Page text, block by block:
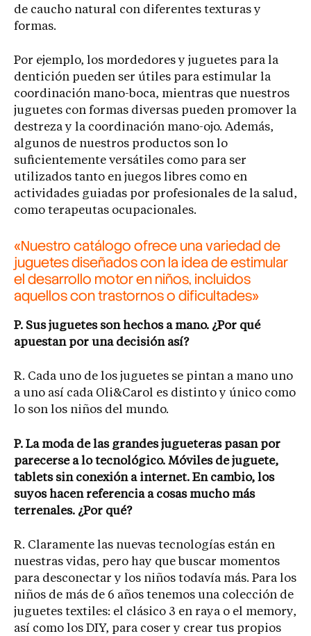
de caucho natural con diferentes texturas y
formas.
Por ejemplo, los mordedores y juguetes para la
dentición pueden ser útiles para estimular la
coordinación mano-boca, mientras que nuestros
juguetes con formas diversas pueden promover la
destreza y la coordinación mano-ojo. Además,
algunos de nuestros productos son lo
suficientemente versátiles como para ser
utilizados tanto en juegos libres como en
actividades guiadas por profesionales de la salud,
como terapeutas ocupacionales.
«Nuestro catálogo ofrece una variedad de
juguetes diseñados con la idea de estimular
el desarrollo motor en niños, incluidos
aquellos con trastornos o dificultades»
P. Sus juguetes son hechos a mano. ¿Por qué
apuestan por una decisión así?
R. Cada uno de los juguetes se pintan a mano uno
a uno así cada Oli&Carol es distinto y único como
lo son los niños del mundo.
P. La moda de las grandes jugueteras pasan por
parecerse a lo tecnológico. Móviles de juguete,
tablets sin conexión a internet. En cambio, los
suyos hacen referencia a cosas mucho más
terrenales. ¿Por qué?
R. Claramente las nuevas tecnologías están en
nuestras vidas, pero hay que buscar momentos
para desconectar y los niños todavía más. Para los
niños de más de 6 años tenemos una colección de
juguetes textiles: el clásico 3 en raya o el memory,
así como los DIY, para coser y crear tus propios